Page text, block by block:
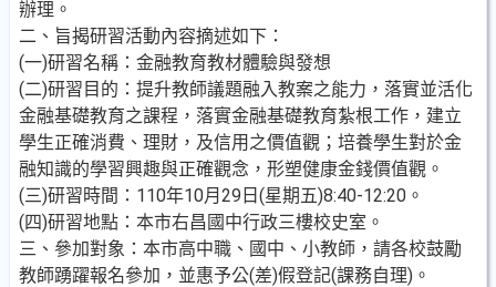
辦理。
二、旨揭研習活動內容摘述如下：
(一)研習名稱：金融教育教材體驗與發想
(二)研習目的：提升教師議題融入教案之能力，落實並活化
金融基礎教育之課程，落實金融基礎教育紮根工作，建立
學生正確消費、理財，及信用之價值觀；培養學生對於金
融知識的學習興趣與正確觀念，形塑健康金錢價值觀。
(三)研習時間：110年10月29日(星期五)8:40-12:20。
(四)研習地點：本市右昌國中行政三樓校史室。
三、參加對象：本市高中職、國中、小教師，請各校鼓勵
教師踴躍報名參加，並惠予公(差)假登記(課務自理)。